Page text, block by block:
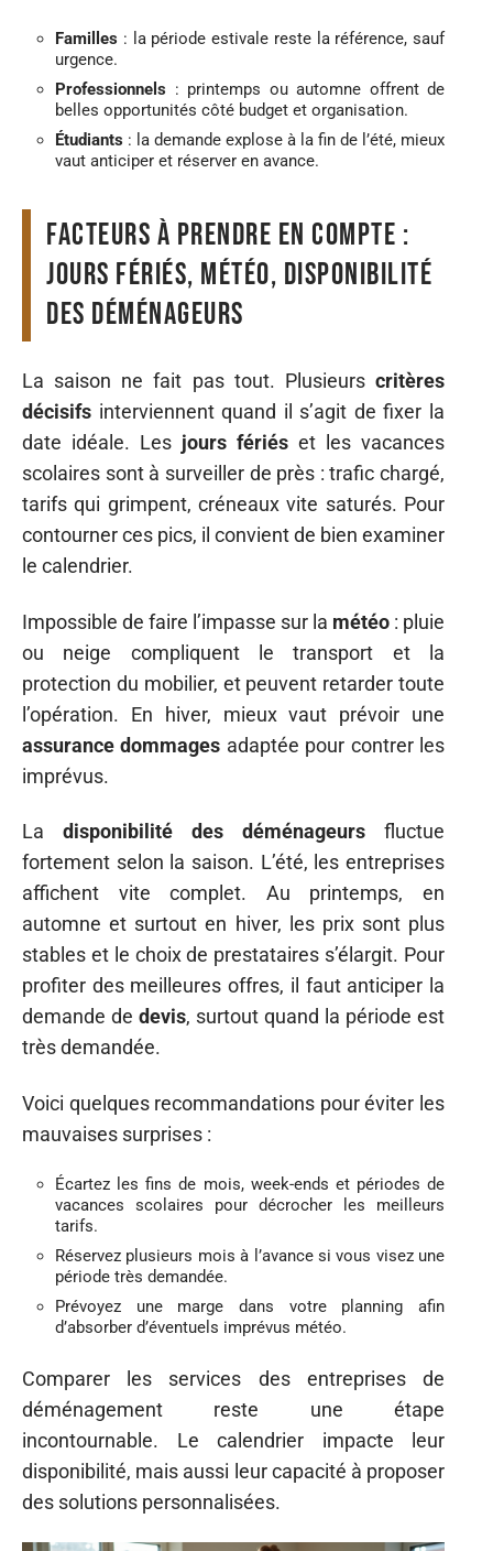
Familles : la période estivale reste la référence, sauf
urgence.
Professionnels : printemps ou automne offrent de
belles opportunités côté budget et organisation.
Étudiants : la demande explose à la fin de l’été, mieux
vaut anticiper et réserver en avance.
Facteurs à prendre en compte :
jours fériés, météo, disponibilité
des déménageurs
La saison ne fait pas tout. Plusieurs critères
décisifs interviennent quand il s’agit de fixer la
date idéale. Les jours fériés et les vacances
scolaires sont à surveiller de près : trafic chargé,
tarifs qui grimpent, créneaux vite saturés. Pour
contourner ces pics, il convient de bien examiner
le calendrier.
Impossible de faire l’impasse sur la météo : pluie
ou neige compliquent le transport et la
protection du mobilier, et peuvent retarder toute
l’opération. En hiver, mieux vaut prévoir une
assurance dommages adaptée pour contrer les
imprévus.
La disponibilité des déménageurs fluctue
fortement selon la saison. L’été, les entreprises
affichent vite complet. Au printemps, en
automne et surtout en hiver, les prix sont plus
stables et le choix de prestataires s’élargit. Pour
profiter des meilleures offres, il faut anticiper la
demande de devis, surtout quand la période est
très demandée.
Voici quelques recommandations pour éviter les
mauvaises surprises :
Écartez les fins de mois, week-ends et périodes de
vacances scolaires pour décrocher les meilleurs
tarifs.
Réservez plusieurs mois à l’avance si vous visez une
période très demandée.
Prévoyez une marge dans votre planning afin
d’absorber d’éventuels imprévus météo.
Comparer les services des entreprises de
déménagement reste une étape
incontournable. Le calendrier impacte leur
disponibilité, mais aussi leur capacité à proposer
des solutions personnalisées.